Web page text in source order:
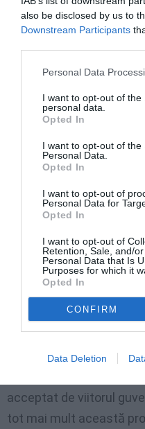
also be disclosed by us to
Downstream Participants
Personal Data
I want to opt-out of the
personal data.
Opted In
I want to opt-out of the
Personal Data.
Opted In
I want to opt-out of
Personal Data for
Opted In
I want to opt-out of
Retention, Sale, and/
Personal Data that Is
Purposes for which it
Opted In
CONFIRM
Data Deletion
independente. S-a
pentru actualul sistem
angajatorului să
lucrător cu prestații
de odihnă ale
Acum că acordul
semnat oficial.
părțile s-au angajat să
până pe 31 mai, pentru
în teritoriu în luna iunie
semnarea definitivă la
„Deși suntem într-o
organizațiile sindicale –
național care
lucrătoare și lucrători
acceptat de viitorul
tot mai mult această